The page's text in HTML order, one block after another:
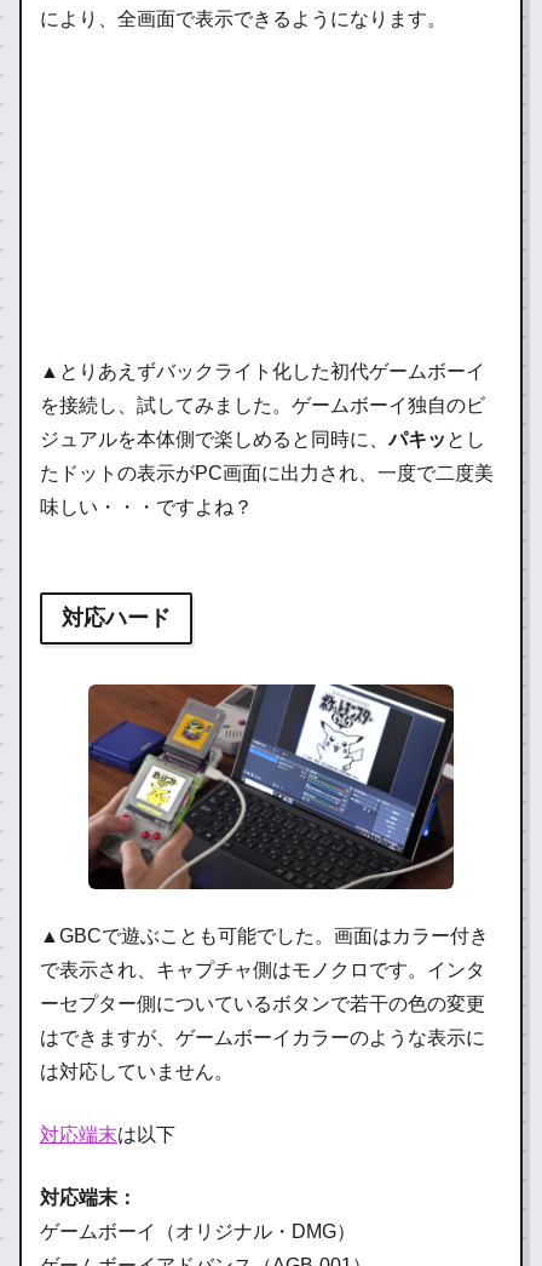
により、全画面で表示できるようになります。
全く意味が分からないな。
pic.twitter.com/TcKn5jSDnE
— ヨシダ情報局（総合） (@yoshivesmovie)
▲とりあえずバックライト化した初代ゲームボーイ
を接続し、試してみました。ゲームボーイ独自のビ
ジュアルを本体側で楽しめると同時に、パキッ とし
たドットの表示がPC画面に出力され、一度で二度美
味しい・・・ですよね？
対応ハード
▲GBCで遊ぶことも可能でした。画面はカラー付き
で表示され、キャプチャ側はモノクロです。インタ
ーセプター側についているボタンで若干の色の変更
はできますが、ゲームボーイカラーのような表示に
は対応していません。
対応端末は以下
対応端末：
ゲームボーイ（オリジナル・DMG）